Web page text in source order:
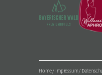
Home/ Impressum/